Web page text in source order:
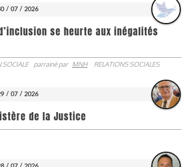
/ 07 / 2026
se heurte aux inégalités
SOCIALE parrainé par MNH RELATIONS SOCIALES
/ 07 / 2026
de la Justice